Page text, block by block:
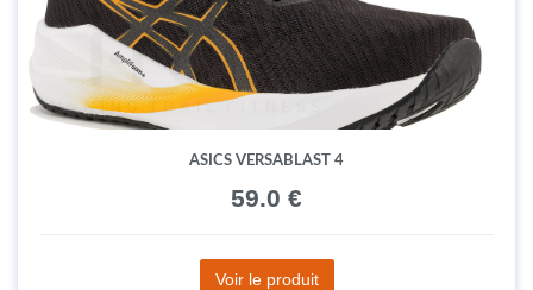
ASICS VERSABLAST 4
59.0 €
Voir le produit